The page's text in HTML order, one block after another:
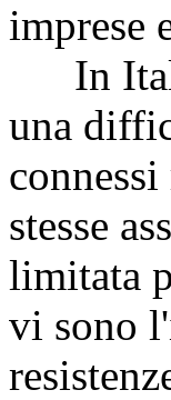
imprese
In
una
stesse
limitata
vi sono